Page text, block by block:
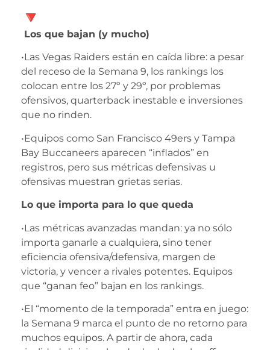
Los que bajan (y mucho)
•Las Vegas Raiders están en caída libre: a pesar
del receso de la Semana 9, los rankings los
colocan entre los 27º y 29º, por problemas
ofensivos, quarterback inestable e inversiones
que no rinden.
•Equipos como San Francisco 49ers y Tampa
Bay Buccaneers aparecen “inflados” en
registros, pero sus métricas defensivas u
ofensivas muestran grietas serias.
Lo que importa para lo que queda
•Las métricas avanzadas mandan: ya no sólo
importa ganarle a cualquiera, sino tener
eficiencia ofensiva/defensiva, margen de
victoria, y vencer a rivales potentes. Equipos
que “ganan feo” bajan en los rankings.
•El “momento de la temporada” entra en juego:
la Semana 9 marca el punto de no retorno para
muchos equipos. A partir de ahora, cada